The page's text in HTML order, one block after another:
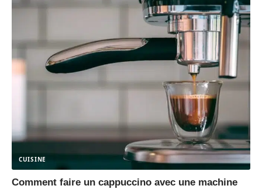
CUISINE
Comment faire un cappuccino avec une machine